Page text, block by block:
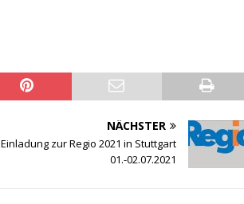
NÄCHSTER
Einladung zur Regio 2021 in Stuttgart
01.-02.07.2021